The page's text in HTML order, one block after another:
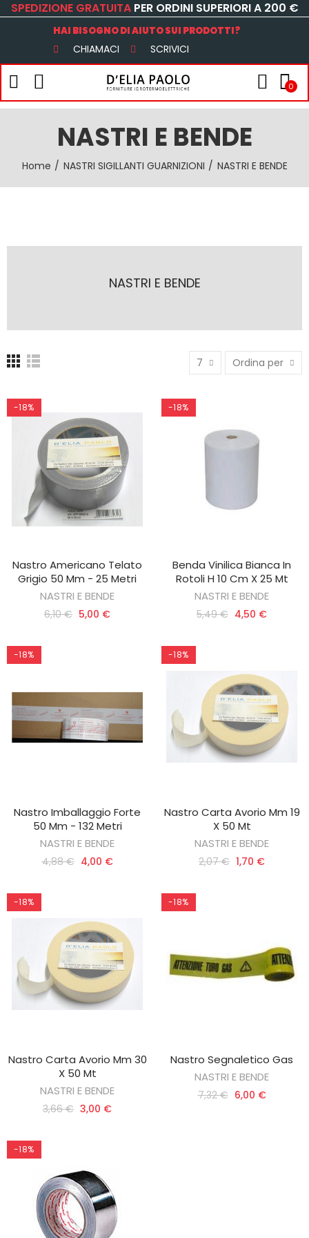
SPEDIZIONE GRATUITA PER ORDINI SUPERIORI A 200 €
HAI BISOGNO DI AIUTO SUI PRODOTTI?
CHIAMACI SCRIVICI
0
NASTRI E BENDE
Home NASTRI SIGILLANTI GUARNIZIONI NASTRI E BENDE
NASTRI E BENDE
7 Ordina per
-18%
AGGIUNGI AL CARRELLO
Nastro Americano Telato
Grigio 50 Mm - 25 Metri
NASTRI E BENDE
6,10 € 5,00 €
-18%
AGGIUNGI AL CARRELLO
Benda Vinilica Bianca In
Rotoli H 10 Cm X 25 Mt
NASTRI E BENDE
5,49 € 4,50 €
-18%
AGGIUNGI AL CARRELLO
Nastro Imballaggio Forte
50 Mm - 132 Metri
NASTRI E BENDE
4,88 € 4,00 €
-18%
AGGIUNGI AL CARRELLO
Nastro Carta Avorio Mm 19
X 50 Mt
NASTRI E BENDE
2,07 € 1,70 €
-18%
AGGIUNGI AL CARRELLO
Nastro Carta Avorio Mm 30
X 50 Mt
NASTRI E BENDE
3,66 € 3,00 €
-18%
AGGIUNGI AL CARRELLO
Nastro Segnaletico Gas
NASTRI E BENDE
7,32 € 6,00 €
-18%